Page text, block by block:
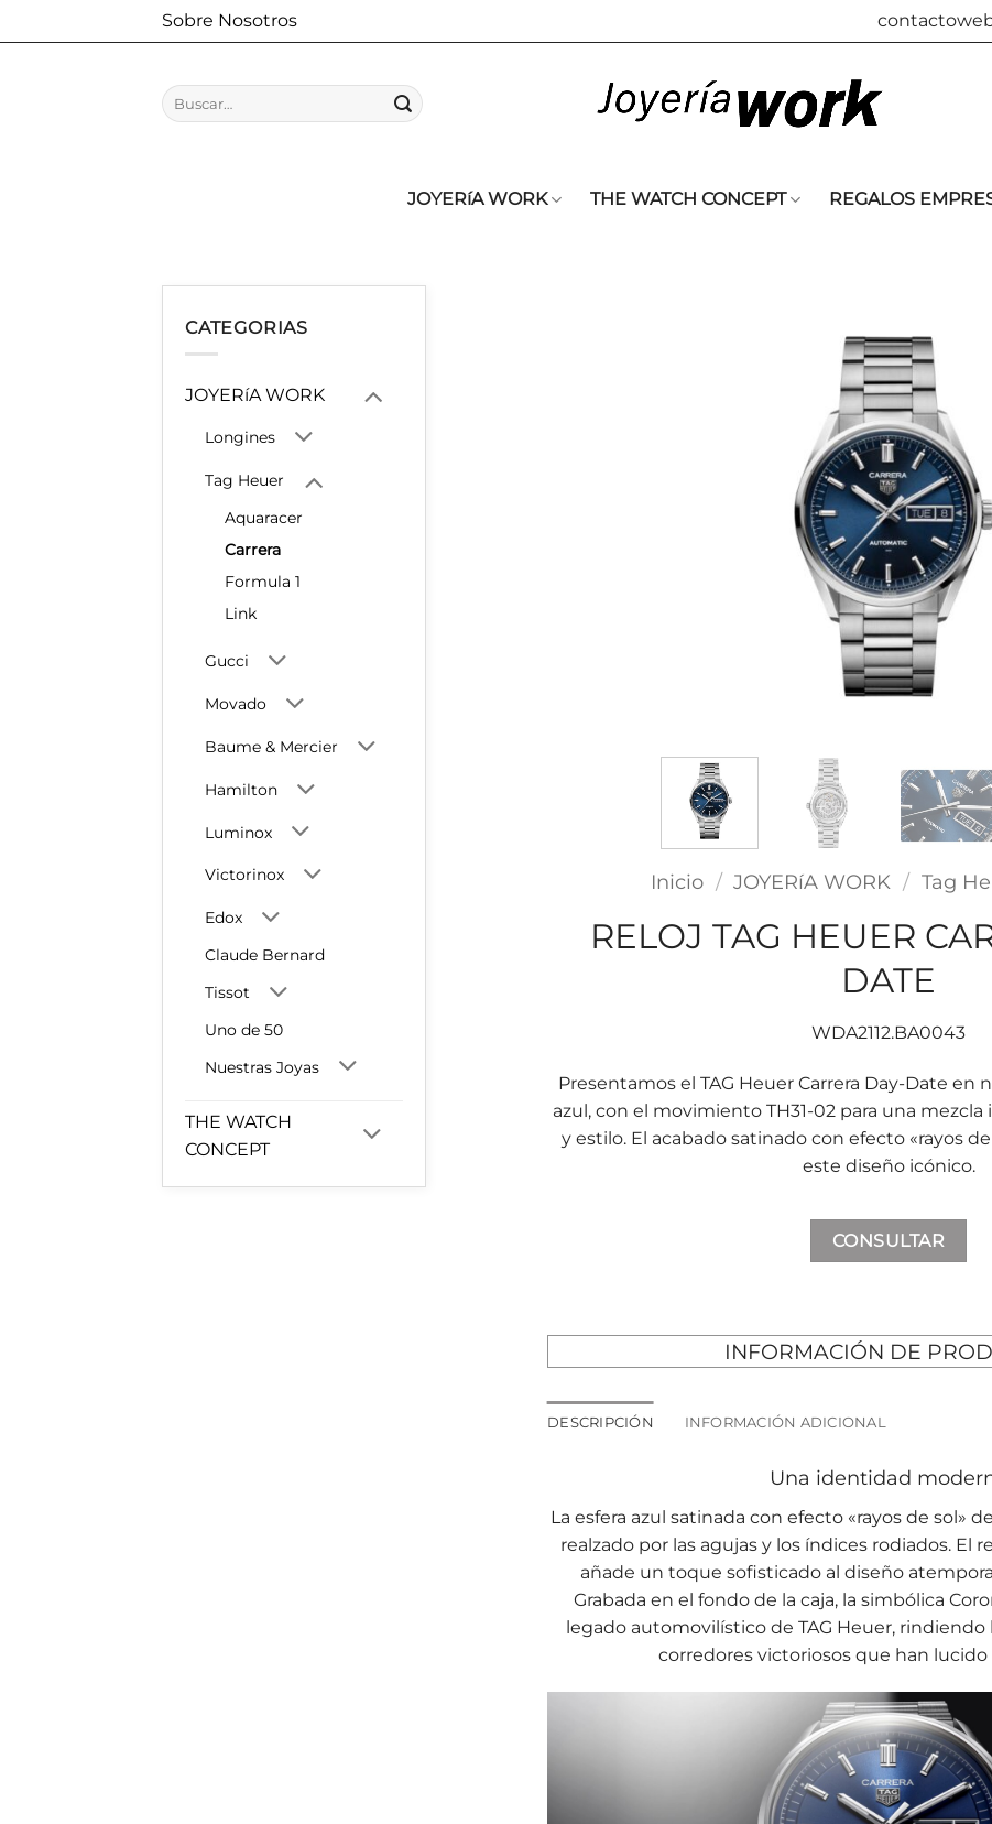
al
Sobre Nosotros
Buscar
por:
JOYERíA WORK THE WATCH CONCEPT REGALOS
CATEGORIAS
JOYERíA WORK
Longines
Tag Heuer
Aquaracer
Carrera
Formula 1
Link
Gucci
Movado
Baume & Mercier
Hamilton
Luminox
Victorinox
Edox
Claude Bernard
Tissot
Uno de 50
Nuestras Joyas
THE WATCH
CONCEPT
Inicio / JOYERíA WORK / Tag
RELOJ TAG HEUER
DATE
WDA2112.BA0043
Presentamos el TAG Heuer Carrera Day-Date
azul, con el movimiento TH31-02 para una
y estilo. El acabado satinado con efecto «rayos
este diseño icónico.
CONSULTAR
INFORMACIÓN DE
DESCRIPCIÓN INFORMACIÓN ADICIONAL
Una identidad
La esfera azul satinada con efecto «rayos de sol»
realzado por las agujas y los índices rodiados. El
añade un toque sofisticado al diseño
Grabada en el fondo de la caja, la simbólica
legado automovilístico de TAG Heuer,
corredores victoriosos que han lucido